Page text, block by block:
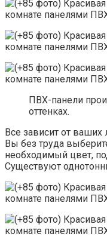
ПВХ-панели
оттенках.
Все зависит от
Вы без труда
необходимый цвет,
Существуют